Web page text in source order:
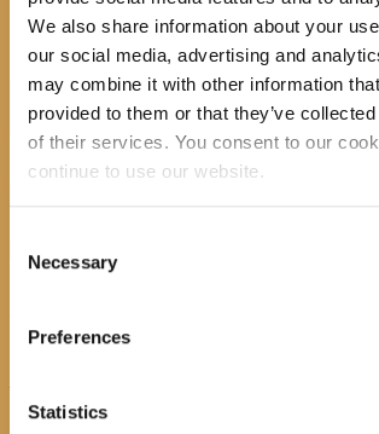
We also share information about your
our social media, advertising and
may combine it with other information
provided to them or that they’ve
of their services. You consent to our
continue to use our website.
Selection
Necessary
Preferences
Statistics
Centar izvrsnosti
županije
Search
Tihorad Mijo Bartulović
Javni natječaj za imenovanje ravnatelja/ravnateljice